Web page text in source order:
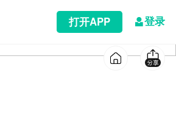
打开APP 登录